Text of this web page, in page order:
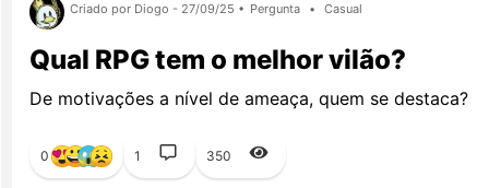
Criado por Diogo - 27/09/25 • Pergunta • Casual
Qual RPG tem o melhor vilão?
De motivações a nível de ameaça, quem se destaca?
0 1 350